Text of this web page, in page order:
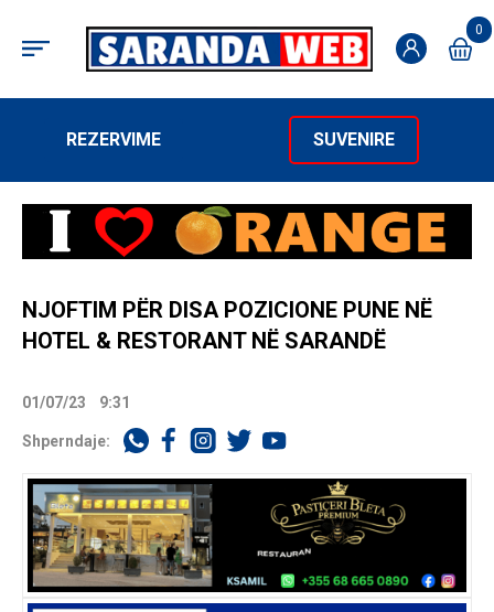
0
REZERVIME SUVENIRE
NJOFTIM PËR DISA POZICIONE PUNE NË
HOTEL & RESTORANT NË SARANDË
01/07/23 9:31
Shperndaje: